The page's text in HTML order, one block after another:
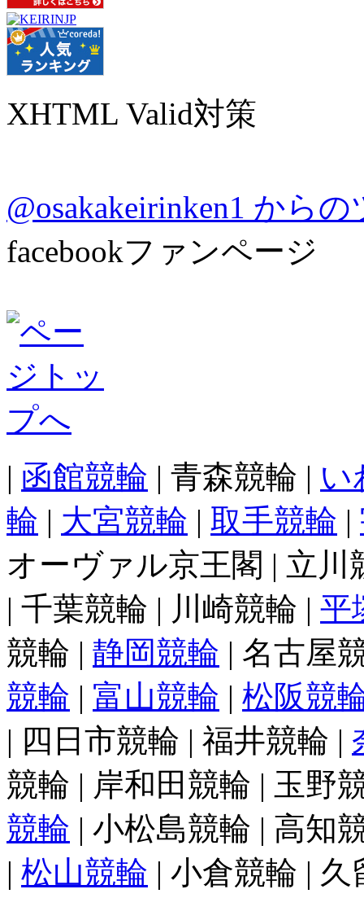
XHTML Valid対策
@osakakeirinken1 から
facebookファンページ
| 函館競輪 | 青森競輪 | い
輪 | 大宮競輪 | 取手競輪 |
オーヴァル京王閣 | 立川
| 千葉競輪 | 川崎競輪 | 平
競輪 | 静岡競輪 | 名古屋
競輪 | 富山競輪 | 松阪競
| 四日市競輪 | 福井競輪 |
競輪 | 岸和田競輪 | 玉野
競輪 | 小松島競輪 | 高知
| 松山競輪 | 小倉競輪 |